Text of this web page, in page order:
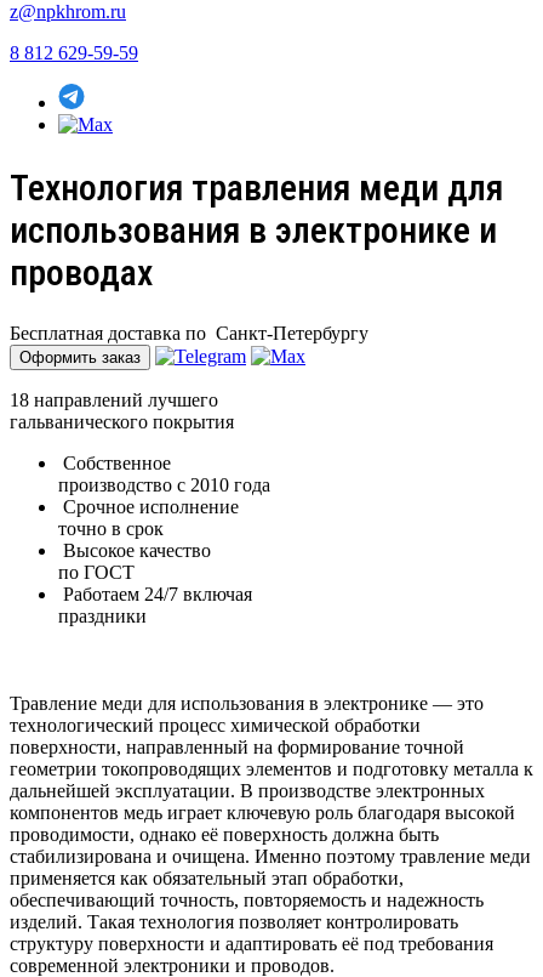
z@npkhrom.ru
8 812 629-59-59
Технология травления меди для
использования в электронике и
проводах
Бесплатная доставка по Санкт-Петербургу
Оформить заказ
18 направлений лучшего
гальванического покрытия
Собственное
производство с 2010 года
Срочное исполнение
точно в срок
Высокое качество
по ГОСТ
Работаем 24/7 включая
праздники
Травление меди для использования в электронике — это
технологический процесс химической обработки
поверхности, направленный на формирование точной
геометрии токопроводящих элементов и подготовку металла к
дальнейшей эксплуатации. В производстве электронных
компонентов медь играет ключевую роль благодаря высокой
проводимости, однако её поверхность должна быть
стабилизирована и очищена. Именно поэтому травление меди
применяется как обязательный этап обработки,
обеспечивающий точность, повторяемость и надежность
изделий. Такая технология позволяет контролировать
структуру поверхности и адаптировать её под требования
современной электроники и проводов.